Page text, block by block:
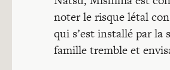
noter le risque létal
qui s’est installé par
famille tremble et